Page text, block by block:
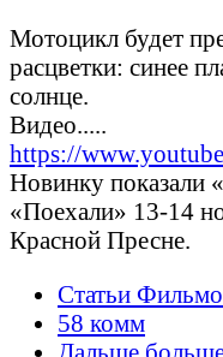
Мотоцикл будет
расцветки: синее
солнце.
Видео.....
https://
Новинку показали
«Поехали» 13-14
Красной Пресне.
Статьи
58 комм
Дальше